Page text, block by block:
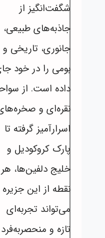
شگفت‌انگیز از
جاذبه‌های طبیعی،
جانوری، تاریخی و
بومی را در خود
داده است. از
نقره‌ای و
اسرارآمیز گرفته تا
پارک کروکودیل و
خلیج دلفین‌ها، هر
نقطه از این جزیره
می‌تواند تجربه‌ای
تازه و منحصربه‌فرد